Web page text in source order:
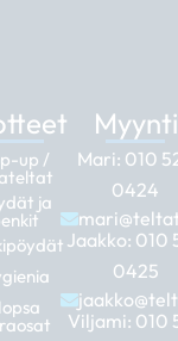
up /
ja
Myynti
Mari: 010
0424
Jaakko: 010
0425
Viljami: 010